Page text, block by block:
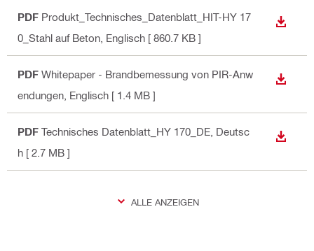
PDF Produkt_Technisches_Datenblatt_HIT-HY 17
0_Stahl auf Beton , Englisch [ 860.7 KB ]
PDF Whitepaper - Brandbemessung von PIR-Anw
endungen , Englisch [ 1.4 MB ]
PDF Technisches Datenblatt_HY 170_DE , Deutsc
h [ 2.7 MB ]
ALLE ANZEIGEN